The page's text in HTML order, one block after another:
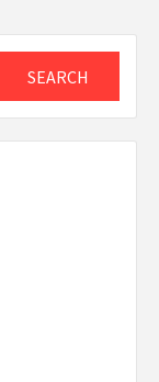
SEARCH